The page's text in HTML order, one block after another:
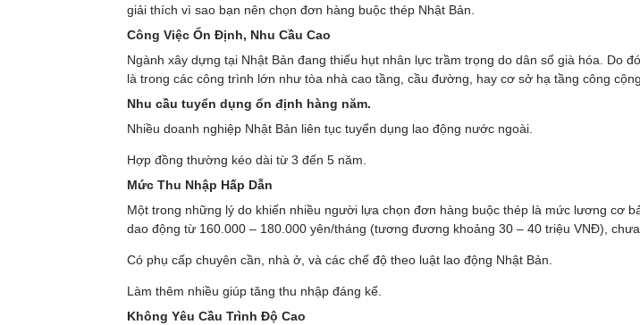
giải thích vì sao bạn nên chọn đơn hàng buộc thép Nhật Bản.
Công Việc Ổn Định, Nhu Cầu Cao
Ngành xây dựng tại Nhật Bản đang thiếu hụt nhân lực trầm trọng do dân số già hóa. Do
là trong các công trình lớn như tòa nhà cao tầng, cầu đường, hay cơ sở hạ tầng công cộng.
Nhu cầu tuyển dụng ổn định hàng năm.
Nhiều doanh nghiệp Nhật Bản liên tục tuyển dụng lao động nước ngoài.
Hợp đồng thường kéo dài từ 3 đến 5 năm.
Mức Thu Nhập Hấp Dẫn
Một trong những lý do khiến nhiều người lựa chọn đơn hàng buộc thép là mức lương cơ
dao động từ 160.000 – 180.000 yên/tháng (tương đương khoảng 30 – 40 triệu VNĐ),
Có phụ cấp chuyên cần, nhà ở, và các chế độ theo luật lao động Nhật Bản.
Làm thêm nhiều giúp tăng thu nhập đáng kể.
Không Yêu Cầu Trình Độ Cao